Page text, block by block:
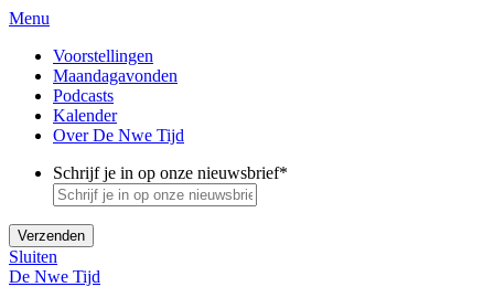
Menu
Voorstellingen
Maandagavonden
Podcasts
Kalender
Over De Nwe Tijd
Schrijf je in op onze nieuwsbrief*
Sluiten
De Nwe Tijd